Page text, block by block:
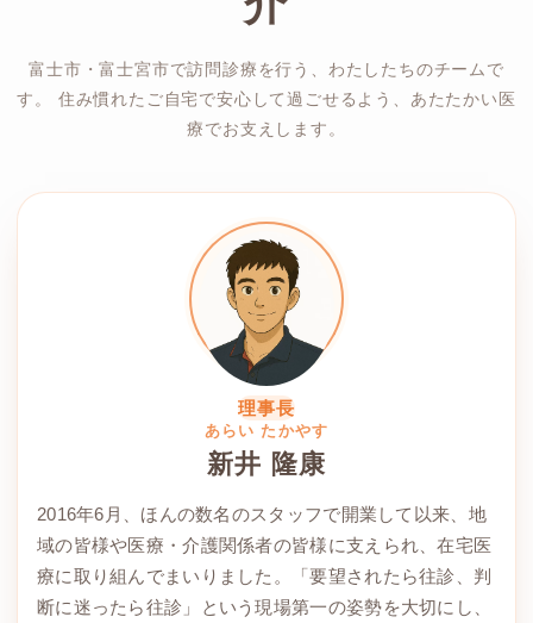
富士市・富士宮市で訪問診療を行う、わたしたちのチームで
す。
住み慣れたご自宅で安心して過ごせるよう、あたたかい医
療でお支えします。
理事長
あらい たかやす
新井 隆康
2016年6月、ほんの数名のスタッフで開業して以来、地
域の皆様や医療・介護関係者の皆様に支えられ、在宅医
療に取り組んでまいりました。「要望されたら往診、判
断に迷ったら往診」という現場第一の姿勢を大切にし、